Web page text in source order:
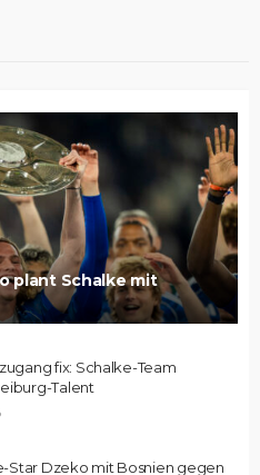
plant Schalke mit
fix: Schalke-Team
Talent
Star Dzeko mit Bosnien gegen